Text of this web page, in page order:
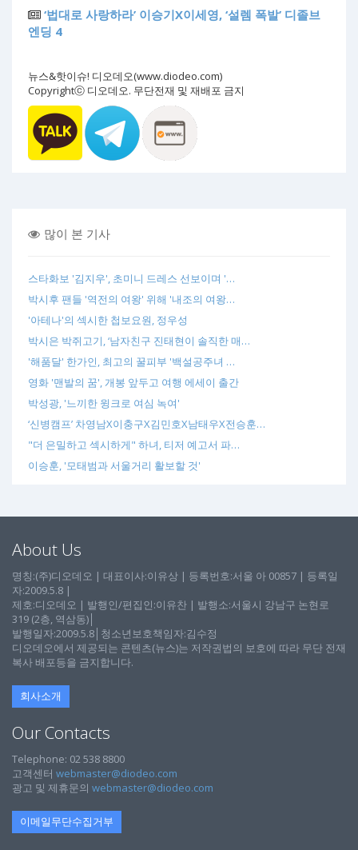
‘법대로 사랑하라’ 이승기X이세영, ‘설렘 폭발’ 디졸브
엔딩 4
뉴스&핫이슈! 디오데오(www.diodeo.com)
Copyrightⓒ 디오데오. 무단전재 및 재배포 금지
많이 본 기사
스타화보 '김지우', 초미니 드레스 선보이며 '…
박시후 팬들 '역전의 여왕' 위해 '내조의 여왕…
'아테나'의 섹시한 첩보요원, 정우성
박시은 박쥐고기, ‘남자친구 진태현이 솔직한 매…
'해품달' 한가인, 최고의 꿀피부 '백설공주녀 …
영화 '맨발의 꿈', 개봉 앞두고 여행 에세이 출간
박성광, '느끼한 윙크로 여심 녹여'
‘신병캠프’ 차영남X이충구X김민호X남태우X전승훈…
"더 은밀하고 섹시하게" 하녀, 티저 예고서 파…
이승훈, '모태범과 서울거리 활보할 것'
About Us
명칭:(주)디오데오 | 대표이사:이유상 | 등록번호:서울 아 00857 | 등록일
자:2009.5.8 |
제호:디오데오 | 발행인/편집인:이유찬 | 발행소:서울시 강남구 논현로
319 (2층, 역삼동)│
발행일자:2009.5.8│청소년보호책임자:김수정
디오데오에서 제공되는 콘텐츠(뉴스)는 저작권법의 보호에 따라 무단 전재
복사 배포등을 금지합니다.
회사소개
Our Contacts
Telephone: 02 538 8800
고객센터 webmaster@diodeo.com
광고 및 제휴문의 webmaster@diodeo.com
이메일무단수집거부